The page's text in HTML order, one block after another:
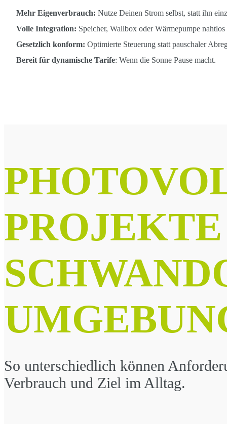
Mehr Eigenverbrauch: Nutze Deinen Strom selbst, statt ihn
Volle Integration: Speicher, Wallbox oder Wärmepumpe nahtlos
Gesetzlich konform: Optimierte Steuerung statt pauschaler
Bereit für dynamische Tarife: Wenn die Sonne Pause macht.
So unterschiedlich können
Verbrauch und Ziel im Alltag.